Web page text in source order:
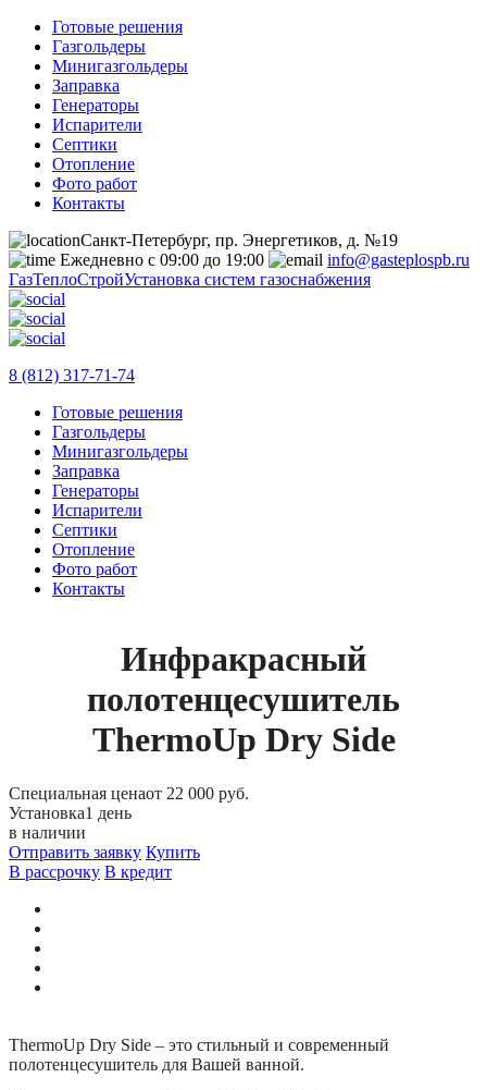
Готовые решения
Газгольдеры
Минигазгольдеры
Заправка
Генераторы
Испарители
Септики
Отопление
Фото работ
Контакты
Санкт-Петербург, пр. Энергетиков, д. №19
Ежедневно с 09:00 до 19:00
info@gasteplospb.ru
ГазТеплоСтройУстановка систем газоснабжения
8 (812) 317-71-74
Готовые решения
Газгольдеры
Минигазгольдеры
Заправка
Генераторы
Испарители
Септики
Отопление
Фото работ
Контакты
Инфракрасный
полотенцесушитель
ThermoUp Dry Side
Специальная ценаот 22 000 руб.
Установка1 день
в наличии
Отправить заявку Купить
В рассрочку В кредит
ThermoUp Dry Side – это стильный и современный
полотенцесушитель для Вашей ванной.